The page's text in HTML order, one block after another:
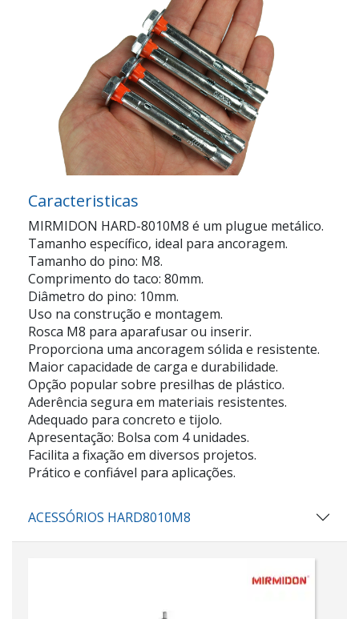
Caracteristicas
MIRMIDON HARD-8010M8 é um plugue metálico.
Tamanho específico, ideal para ancoragem.
Tamanho do pino: M8.
Comprimento do taco: 80mm.
Diâmetro do pino: 10mm.
Uso na construção e montagem.
Rosca M8 para aparafusar ou inserir.
Proporciona uma ancoragem sólida e resistente.
Maior capacidade de carga e durabilidade.
Opção popular sobre presilhas de plástico.
Aderência segura em materiais resistentes.
Adequado para concreto e tijolo.
Apresentação: Bolsa com 4 unidades.
Facilita a fixação em diversos projetos.
Prático e confiável para aplicações.
ACESSÓRIOS HARD8010M8